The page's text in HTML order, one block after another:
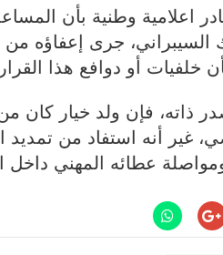
اعلامية وطنية بأن
السيبراني، جرى إعفاؤه
خلفيات أو دوافع هذا
ذاته، فإن ولد خيار كان
غير أنه استفاد من
عطائه المهني داخل